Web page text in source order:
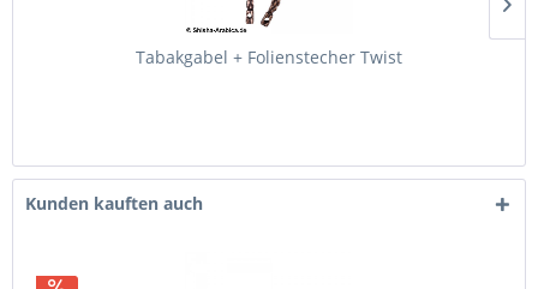
Tabakgabel + Folienstecher Twist
Kunden kauften auch